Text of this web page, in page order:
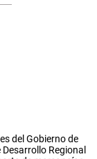
del Gobierno de
Regional